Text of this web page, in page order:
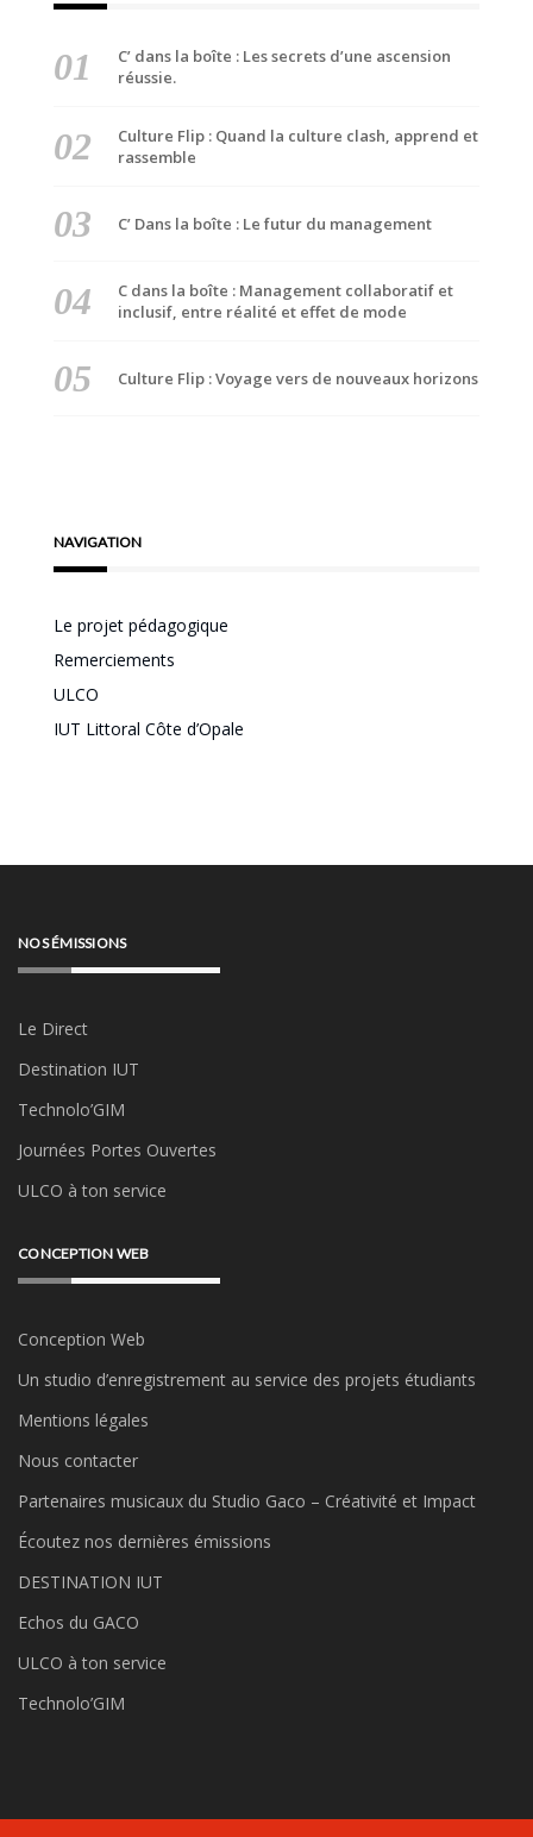
C’ dans la boîte : Les secrets d’une ascension
réussie.
Culture Flip : Quand la culture clash, apprend et
rassemble
C’ Dans la boîte : Le futur du management
C dans la boîte : Management collaboratif et
inclusif, entre réalité et effet de mode
Culture Flip : Voyage vers de nouveaux horizons
NAVIGATION
Le projet pédagogique
Remerciements
ULCO
IUT Littoral Côte d’Opale
NOS ÉMISSIONS
Le Direct
Destination IUT
Technolo’GIM
Journées Portes Ouvertes
ULCO à ton service
CONCEPTION WEB
Conception Web
Un studio d’enregistrement au service des projets étudiants
Mentions légales
Nous contacter
Partenaires musicaux du Studio Gaco – Créativité et Impact
Écoutez nos dernières émissions
DESTINATION IUT
Echos du GACO
ULCO à ton service
Technolo’GIM